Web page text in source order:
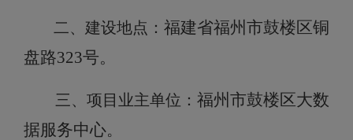
二、建设地点： 福建省福州市鼓楼区铜
盘路323号。
三、 项目业主单位： 福州市鼓楼区大数
据服务中心。